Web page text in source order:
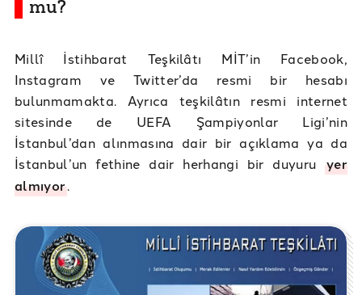
mu?
Millî İstihbarat Teşkilâtı MİT’in Facebook,
Instagram ve Twitter’da resmi bir hesabı
bulunmamakta. Ayrıca teşkilâtın resmi internet
sitesinde de UEFA Şampiyonlar Ligi’nin
İstanbul’dan alınmasına dair bir açıklama ya da
İstanbul’un fethine dair herhangi bir duyuruyer
almıyor.